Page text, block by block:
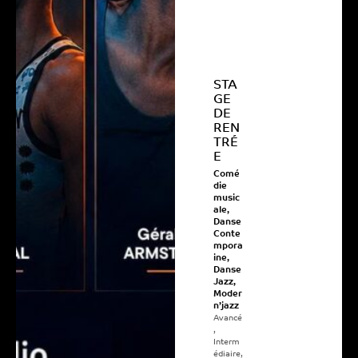
STA
GE
DE
REN
TRÉ
E
Comé
die
music
ale,
Danse
Conte
mpora
ine,
Danse
Jazz,
Moder
n’jazz
Avancé
,
Interm
édiaire,